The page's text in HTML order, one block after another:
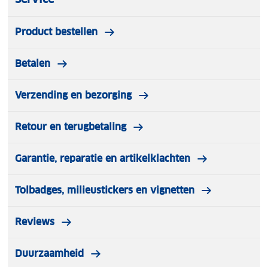
Product bestellen
Betalen
Verzending en bezorging
Retour en terugbetaling
Garantie, reparatie en artikelklachten
Tolbadges, milieustickers en vignetten
Reviews
Duurzaamheid